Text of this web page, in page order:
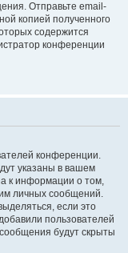
Отправьте email-
копией полученного
содержится
конференции
конференции.
указаны в вашем
к информации о том,
личных сообщений.
если это
пользователей
будут скрыты